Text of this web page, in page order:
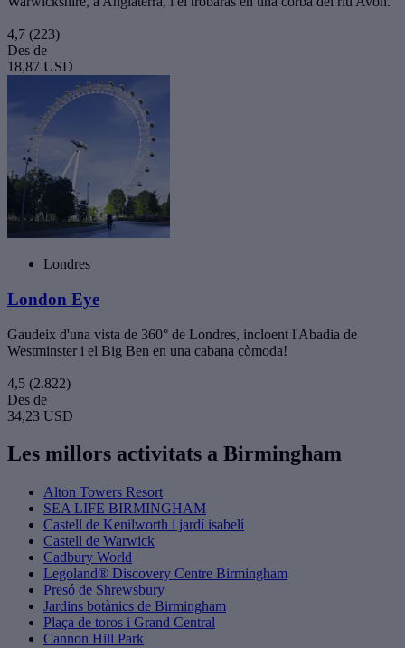
4,7 (223)
Des de
18,87 USD
Londres
London Eye
Gaudeix d'una vista de 360° de Londres, incloent l'Abadia de
Westminster i el Big Ben en una cabana còmoda!
4,5 (2.822)
Des de
34,23 USD
Les millors activitats a Birmingham
Alton Towers Resort
SEA LIFE BIRMINGHAM
Castell de Kenilworth i jardí isabelí
Castell de Warwick
Cadbury World
Legoland® Discovery Centre Birmingham
Presó de Shrewsbury
Jardins botànics de Birmingham
Plaça de toros i Grand Central
Cannon Hill Park